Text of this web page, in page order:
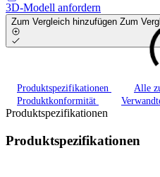
3D-Modell anfordern
Zum Vergleich hinzufügen Zum
Produktspezifikationen
Alle
Produktkonformität
Produktspezifikationen
Produktspezifikationen